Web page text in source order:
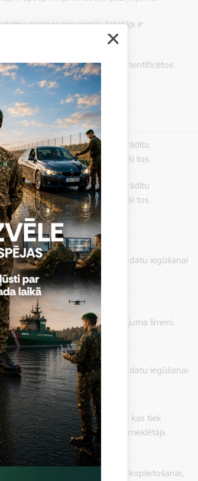
paziņojuma versiju lietotājs ir
satura administratoriem, lai autentificētos.
no slodzes dalīšanas viedokļa.
sesija.
lai visiem lietotājiem nerādītu
kad viņi ir izlasījuši un aizvēruši tos.
lai visiem lietotājiem nerādītu
kad viņi ir izlasījuši un aizvēruši tos.
modālais logs.
kas tiek izmantots statistisko datu iegūšanai
izmanto vietni.
lai samazinātu pieprasījuma līmeni.
kas tiek izmantots statistisko datu iegūšanai
izmanto vietni.
priekš jaunākās GA 4 versijas, kas tiek
datu iegūšanai par to, kā apmeklētājs
tādu vietņu un satura koplietošanai,